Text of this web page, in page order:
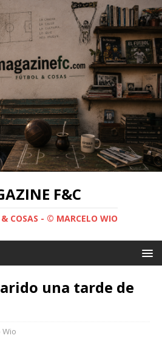
F&C
& COSAS - © MARCELO WIO
una tarde de
Wio